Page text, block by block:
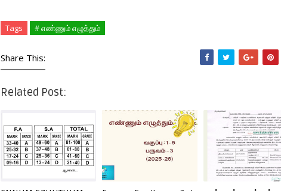
Tags # எண்ணும் எழுத்தும்
Share This:
Related Post: